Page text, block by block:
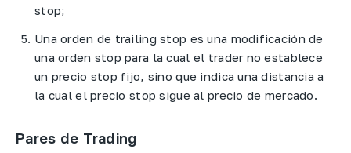
stop;
Una orden de trailing stop es una modificación de
una orden stop para la cual el trader no establece
un precio stop fijo, sino que indica una distancia a
la cual el precio stop sigue al precio de mercado.
Pares de Trading